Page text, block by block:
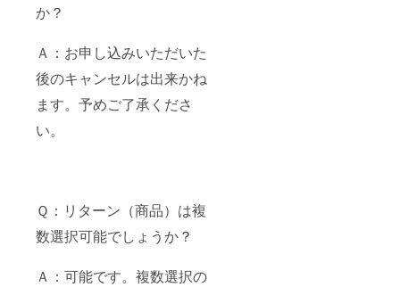
か？
Ａ：お申し込みいただいた
後のキャンセルは出来かね
ます。予めご了承くださ
い。
Ｑ：リターン（商品）は複
数選択可能でしょうか？
Ａ：可能です。複数選択の